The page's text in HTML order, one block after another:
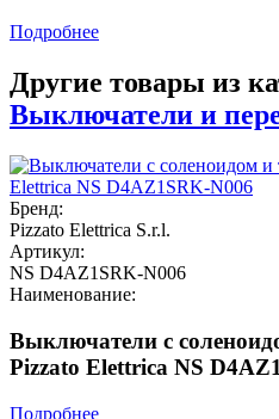
Подробнее
Другие товары из
Выключатели и
Бренд:
Pizzato Elettrica S.r.l.
Артикул:
NS D4AZ1SRK-N006
Наименование:
Выключатели с
Pizzato Elettrica NS
Подробнее